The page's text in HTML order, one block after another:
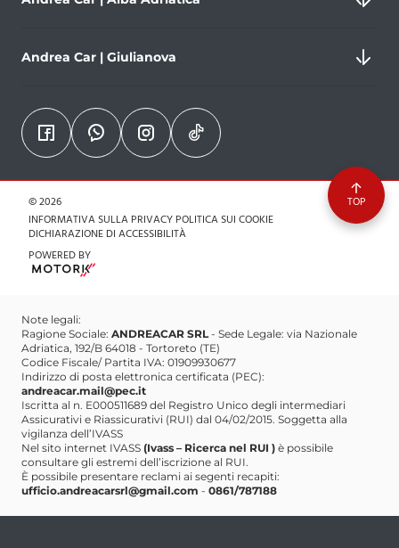
Nazionale Adriatica, 192/b, 64018 Tortoreto
comunicazione.andreacar@gmail.com
Via Vittorio Veneto, 18, 64011 Alba Adriatica
Partita IVA 01909930677
+393806354850
comunicazione.andreacar@gmail.com
Andrea Car | Giulianova
Via Galileo Galilei, 273, 64021 Giulianova
+393290661887
comunicazione.andreacar@gmail.com
© 2026
INFORMATIVA SULLA PRIVACY POLITICA SUI COOKIE
DICHIARAZIONE DI ACCESSIBILITÀ
POWERED BY
TOP
Note legali:
Ragione Sociale: ANDREACAR SRL- Sede Legale: via Nazionale
Adriatica, 192/B 64018 - Tortoreto (TE)
Codice Fiscale/ Partita IVA: 01909930677
Indirizzo di posta elettronica certificata (PEC):
andreacar.mail@pec.it
Iscritta al n. E000511689 del Registro Unico degli intermediari
Assicurativi e Riassicurativi (RUI) dal 04/02/2015. Soggetta alla
vigilanza dell’IVASS
Nel sito internet IVASS (Ivass – Ricerca nel RUI ) è possibile
consultare gli estremi dell’iscrizione al RUI.
È possibile presentare reclami ai segenti recapiti:
ufficio.andreacarsrl@gmail.com - 0861/787188